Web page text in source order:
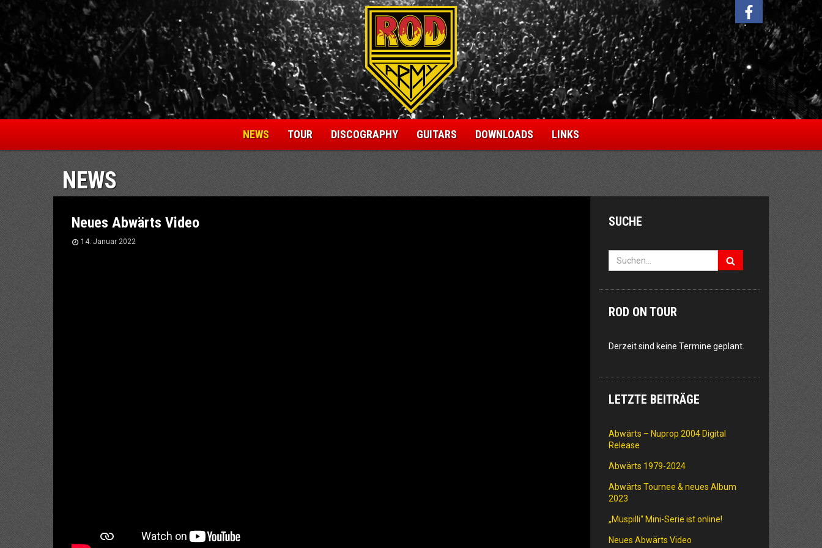
Facebook
NEWS TOUR DISCOGRAPHY GUITARS DOWNLOADS LINKS
NEWS
Neues Abwärts Video
14. Januar 2022
SUCHE
Suche:
ROD ON TOUR
Derzeit sind keine Termine geplant.
LETZTE BEITRÄGE
Abwärts – Nuprop 2004 Digital
Release
Abwärts 1979-2024
Abwärts Tournee & neues Album
2023
„Muspilli“ Mini-Serie ist online!
Neues Abwärts Video